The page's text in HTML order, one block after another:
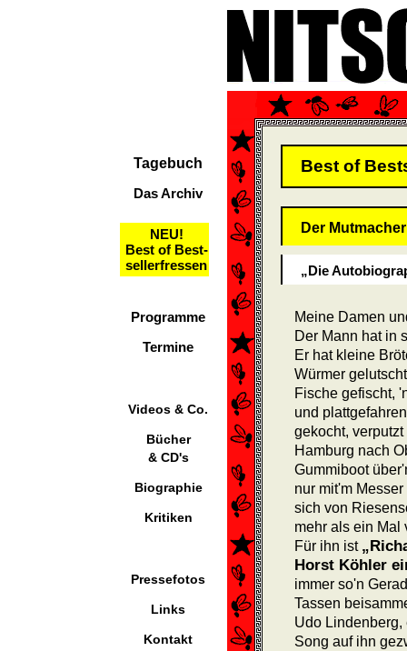
Tagebuch
Das Archiv
NEU!
Best of Best-
sellerfressen
Programme
Termine
Videos & Co.
Bücher
& CD's
Biographie
Kritiken
Pressefotos
Links
Kontakt
Best of
Der Mutmacher
„Die
Meine Damen
Der Mann hat in
Er hat kleine
Würmer
Fische gefischt,
und
gekocht,
Hamburg nach
Gummiboot
nur mit'm
sich von
mehr als ein Mal
Für ihn ist
Horst Köhler
immer so'n
Tassen
Udo Lindenberg,
Song auf ihn